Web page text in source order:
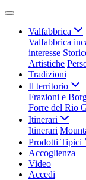
Valfabbrica
Valfabbrica
interesse
Artistiche
Tradizioni
Il territorio
Frazioni e
Forre del Rio
Itinerari
Itinerari
Prodotti Tipici
Accoglienza
Video
Accedi